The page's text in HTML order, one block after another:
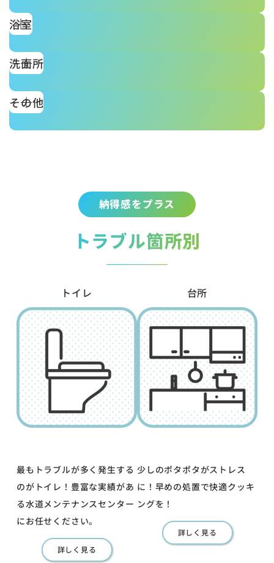
浴室
洗面所
その他
納得感をプラス
トラブル箇所別
トイレ
最もトラブルが多く発生する
のがトイレ！豊富な実績があ
る水道メンテナンスセンター
にお任せください。
詳しく見る
台所
少しのポタポタがストレス
に！早めの処置で快適クッキ
ングを！
詳しく見る